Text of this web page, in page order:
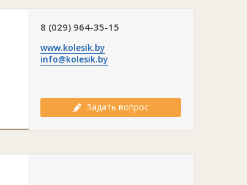
8 (029) 964-35-15
www.kolesik.by
info@kolesik.by
Задать вопрос